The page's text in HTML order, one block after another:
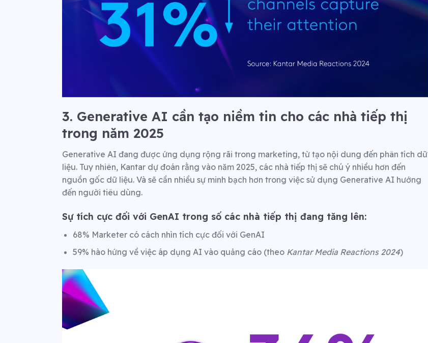
3. Generative AI cần tạo niềm tin cho các nhà tiếp thị
trong năm 2025
Generative AI đang được ứng dụng rộng rãi trong marketing, từ tạo nội dung đến phân tích dữ
liệu. Tuy nhiên, Kantar dự đoán rằng vào năm 2025, các nhà tiếp thị sẽ chú ý nhiều hơn đến
nguồn gốc dữ liệu. Và sẽ cần nhiều sự minh bạch hơn trong việc sử dụng Generative AI hướng
đến người tiêu dùng.
Sự tích cực đối với GenAI trong số các nhà tiếp thị đang tăng lên:
68% Marketer có cách nhìn tích cực đối với GenAI
59% hào hứng về việc áp dụng AI vào quảng cáo (theo Kantar Media Reactions 2024)